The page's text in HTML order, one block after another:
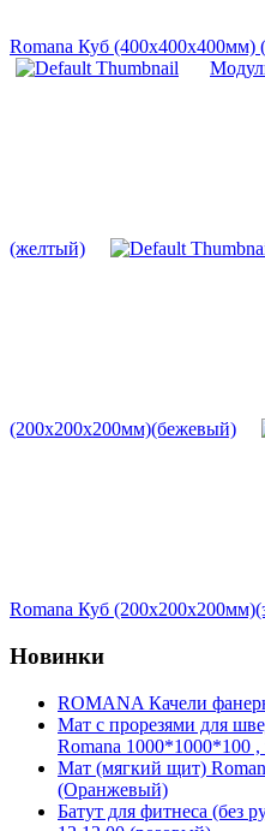
Romana Куб (400х400х400мм)
(желтый)
(200х200х200мм)(бежевый)
Romana Куб
Новинки
ROMANA Качели
Мат с прорезями для
Romana 1000*1000*100
Мат (мягкий щит)
(Оранжевый)
Батут для фитнеса (без